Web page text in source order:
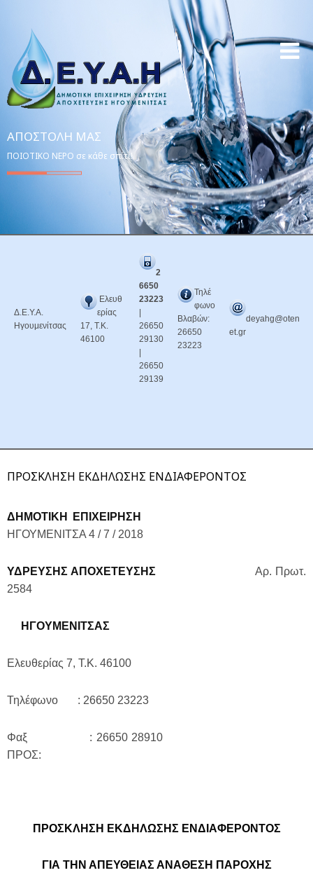
ΑΠΟΣΤΟΛΉ ΜΑΣ
ΠΟΙΟΤΙΚΟ ΝΕΡΟ σε κάθε σπίτι!
Δ.Ε.Υ.Α.
Ηγουμενίτσας
Ελευθ
ερίας
17, Τ.Κ.
46100
2
6650
23223
26650
29130
26650
29139
Τηλέ
φωνο
Βλαβών:
26650
23223
deyahg@oten
et.gr
ΠΡΟΣΚΛΗΣΗ ΕΚΔΗΛΩΣΗΣ ΕΝΔΙΑΦΕΡΟΝΤΟΣ
ΔΗΜΟΤΙΚΗ ΕΠΙΧΕΙΡΗΣΗ
ΗΓΟΥΜΕΝΙΤΣΑ 4 / 7 / 2018
ΥΔΡΕΥΣΗΣ ΑΠΟΧΕΤΕΥΣΗΣΑρ. Πρωτ.
2584
ΗΓΟΥΜΕΝΙΤΣΑΣ
Ελευθερίας 7, Τ.Κ. 46100
Τηλέφωνο : 26650 23223
Φαξ : 26650 28910
ΠΡΟΣ:
ΠΡΟΣΚΛΗΣΗ ΕΚΔΗΛΩΣΗΣ ΕΝΔΙΑΦΕΡΟΝΤΟΣ
ΓΙΑ ΤΗΝ ΑΠΕΥΘΕΙΑΣ ΑΝΑΘΕΣΗ ΠΑΡΟΧΗΣ